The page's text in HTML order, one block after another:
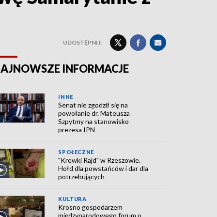
UDOSTĘPNIJ:
INFORMACJE
INNE
Senat nie zgodził się na
powołanie dr. Mateusza
Szpytmy na stanowisko
prezesa IPN
SPOŁECZNE
"Krewki Rajd" w Rzeszowie.
Hołd dla powstańców i dar dla
potrzebujących
KULTURA
Krosno gospodarzem
międzynarodowego forum o